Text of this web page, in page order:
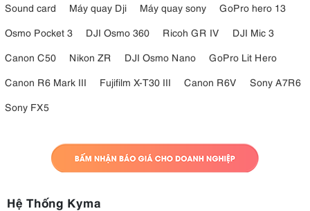
Sound card
Máy quay Dji Máy quay sony
GoPro hero 13
Osmo Pocket 3
DJI Osmo 360 Ricoh GR IV
DJI Mic 3
Canon C50
Nikon ZR DJI Osmo Nano
GoPro Lit Hero
Canon R6 Mark III
Fujifilm X-T30 III Canon R6V
Sony A7R6
Sony FX5
Hệ Thống Kyma